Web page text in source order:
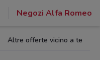
Negozi Alfa Romeo
Altre offerte vicino a te